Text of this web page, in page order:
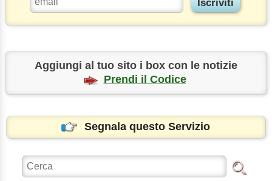
Aggiungi al tuo sito i box con le notizie
Prendi il Codice
Segnala questo Servizio